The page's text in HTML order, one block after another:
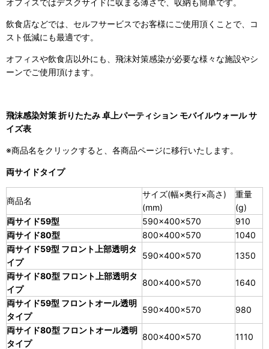
飲食店などでは、セルフサービスでお客様にご使用頂くことで、コ
スト低減にも最適です。
オフィスや飲食店以外にも、飛沫対策感染が必要な様々な施設やシ
ーンでご使用頂けます。
飛沫感染対策 折りたたみ 卓上パーティション モバイルウォール サ
イズ表
※商品名をクリックすると、各商品ページに移行いたします。
両サイドタイプ
商品名
サイズ(幅×奥行×高さ)
(mm)
重量
(g)
両サイド59型
590×400×570
910
両サイド80型
800×400×570
1040
両サイド59型 フロント上部透明タ
イプ
590×400×570
1350
両サイド80型 フロント上部透明タ
イプ
800×400×570
1640
両サイド59型 フロントオール透明
タイプ
590×400×570
980
両サイド80型 フロントオール透明
タイプ
800×400×570 1110